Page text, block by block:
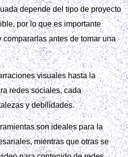
depende del tipo de proyecto
por lo que es importante
antes de tomar una
visuales hasta la
redes sociales, cada
y debilidades.
son ideales para la
mientras que otras se